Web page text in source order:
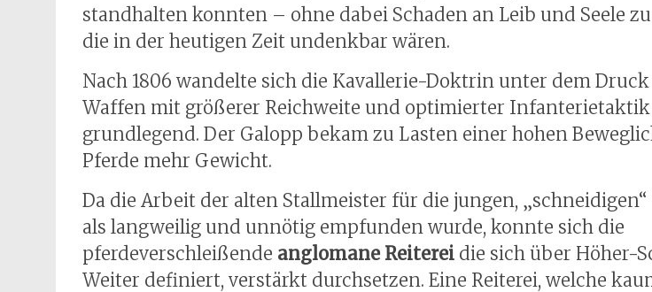
standhalten konnten – ohne dabei Schaden an Leib und Seele
die in der heutigen Zeit undenkbar wären.
Nach 1806 wandelte sich die Kavallerie-Doktrin unter dem
Waffen mit größerer Reichweite und optimierter Infanterietaktik
grundlegend. Der Galopp bekam zu Lasten einer hohen
Pferde mehr Gewicht.
Da die Arbeit der alten Stallmeister für die jungen, „schneidigen“
als langweilig und unnötig empfunden wurde, konnte sich die
pferdeverschleißende anglomane Reiterei die sich über Höher-
Weiter definiert, verstärkt durchsetzen. Eine Reiterei, welche